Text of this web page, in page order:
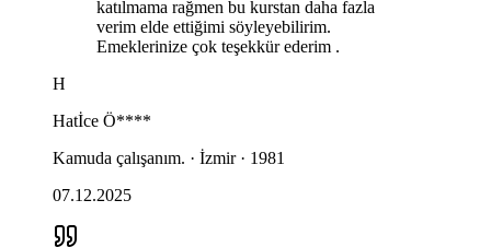
katılmama rağmen bu kurstan daha fazla
verim elde ettiğimi söyleyebilirim.
Emeklerinize çok teşekkür ederim .
H
Hatİce Ö****
Kamuda çalışanım. · İzmir · 1981
07.12.2025